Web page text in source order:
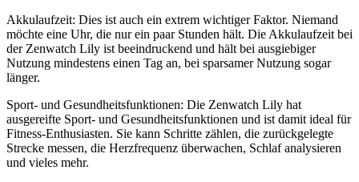
Akkulaufzeit: Dies ist auch ein extrem wichtiger Faktor. Niemand
möchte eine Uhr, die nur ein paar Stunden hält. Die Akkulaufzeit bei
der Zenwatch Lily ist beeindruckend und hält bei ausgiebiger
Nutzung mindestens einen Tag an, bei sparsamer Nutzung sogar
länger.
Sport- und Gesundheitsfunktionen: Die Zenwatch Lily hat
ausgereifte Sport- und Gesundheitsfunktionen und ist damit ideal für
Fitness-Enthusiasten. Sie kann Schritte zählen, die zurückgelegte
Strecke messen, die Herzfrequenz überwachen, Schlaf analysieren
und vieles mehr.